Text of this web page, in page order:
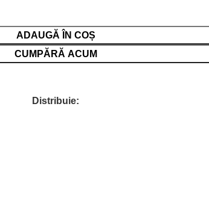
ADAUGĂ ÎN COȘ
CUMPĂRĂ ACUM
Distribuie: